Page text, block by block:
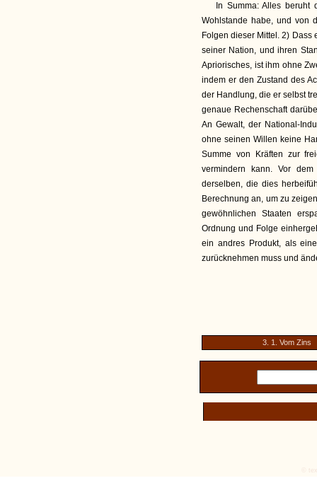
In Summa: Alles beruht
Wohlstande habe, und von
Folgen dieser Mittel. 2)
seiner Nation, und ihren
Apriorisches, ist ihm ohne
indem er den Zustand des
der Handlung, die er selbst
genaue Rechenschaft
An Gewalt, der National-
ohne seinen Willen keine
Summe von Kräften zur
vermindern kann. Vor
derselben, die dies
Berechnung an, um zu
gewöhnlichen Staaten
Ordnung und Folge
ein andres Produkt, als
zurücknehmen muss und
3. 1. Vom Zins